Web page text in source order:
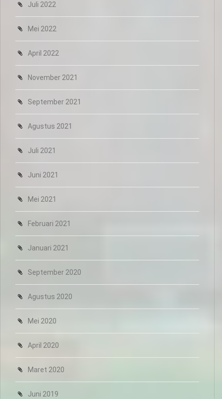
Juli 2022
Mei 2022
April 2022
November 2021
September 2021
Agustus 2021
Juli 2021
Juni 2021
Mei 2021
Februari 2021
Januari 2021
September 2020
Agustus 2020
Mei 2020
April 2020
Maret 2020
Juni 2019